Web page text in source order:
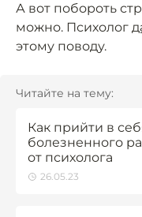
А вот побороть
можно. Психолог
этому поводу.
Читайте на тему:
Как прийти в
болезненного
от психолога
26.05.23